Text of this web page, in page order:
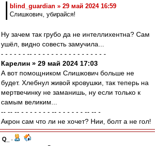
blind_guardian » 29 май 2024 16:59
Слишкович, убирайся!
Ну зачем так грубо да не интеллихентна? Сам
ушёл, видно совесть замучила...
- - - - - - -- - - - - - - - - - - - - - - - - -
Карелин » 29 май 2024 17:03
А вот помощником Слишкович больше не
будет. Хлебнул живой кровушки, так теперь на
мертвечинку не заманишь, ну если только к
самым великим...
-- -- -- - - - - - - - -- - - - - - - -- -- -
Акрон сам что ли не хочет? Нии, болт а не гол!
Q_
-